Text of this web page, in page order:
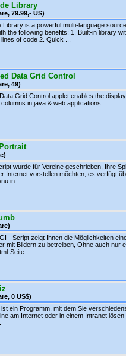
Library
79.99,- US)
Library is a powerful multi-language
the following benefits: 1. Built-in library
of code 2. Quick ...
Data Grid Control
49)
Grid Control applet enables the
in java & web applications. ...
wurde für Vereine geschrieben, Ihre
Internet vorstellen möchten, es verfügt
in ...
- Script zeigt Ihnen die Möglichkeiten
mit Bildern zu betreiben, Ohne auch nur
Seite ...
0 US$)
ein Programm, mit dem Sie
am Internet oder in einem Intranet lösen